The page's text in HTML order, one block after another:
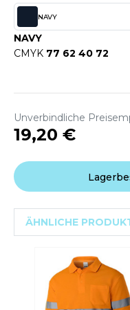
UND JACKEN
COOL
SERIE
NAVY
NAVY
CMYK 77 62 40 72
Unverbindliche
19,20 €
ÄHNLICHE